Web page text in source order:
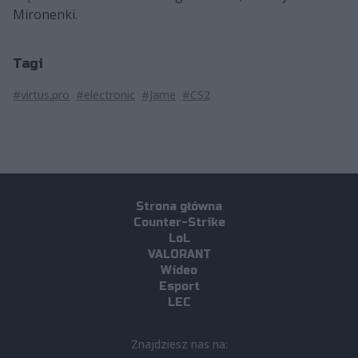
Mironenki.
Tagi
#virtus.pro #electronic #Jame #CS2
Strona główna
Counter-Strike
LoL
VALORANT
Wideo
Esport
LEC
Znajdziesz nas na: